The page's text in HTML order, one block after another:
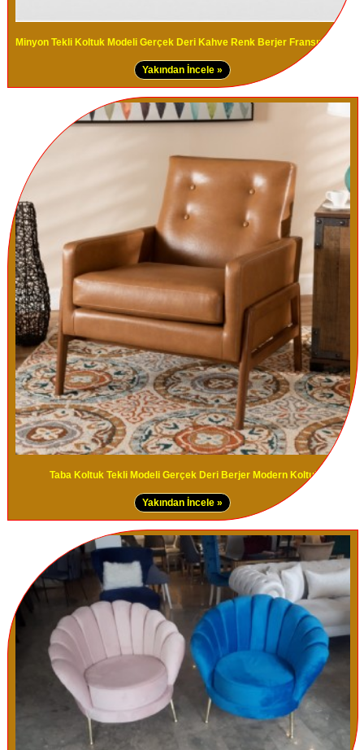
Minyon Tekli Koltuk Modeli Gerçek Deri Kahve Renk Berjer Fransız Model
Yakından İncele »
Taba Koltuk Tekli Modeli Gerçek Deri Berjer Modern Koltuk
Yakından İncele »